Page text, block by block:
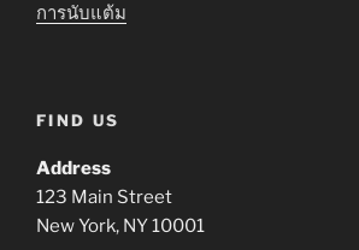
การนับแต้ม
FIND US
Address
123 Main Street
New York, NY 10001